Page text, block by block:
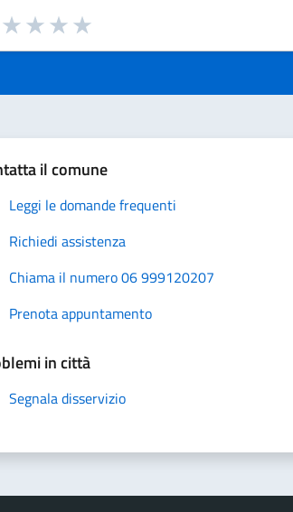
da 1 a 5 stelle la pagina
Valuta 5 stelle su 5
Valuta 4 stelle su 5
Valuta 3 stelle su 5
Valuta 2 stelle su 5
1 stelle su 5
il comune
Leggi le domande frequenti
Richiedi assistenza
Chiama il numero 06 999120207
Prenota appuntamento
in città
Segnala disservizio